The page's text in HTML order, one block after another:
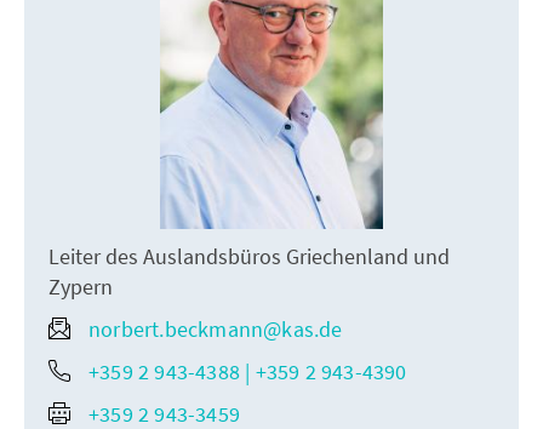
Leiter des Auslandsbüros Griechenland und
Zypern
norbert.beckmann@kas.de
+359 2 943-4388 | +359 2 943-4390
+359 2 943-3459